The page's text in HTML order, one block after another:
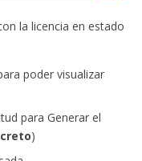
la licencia en estado
poder visualizar
para Generar el
)